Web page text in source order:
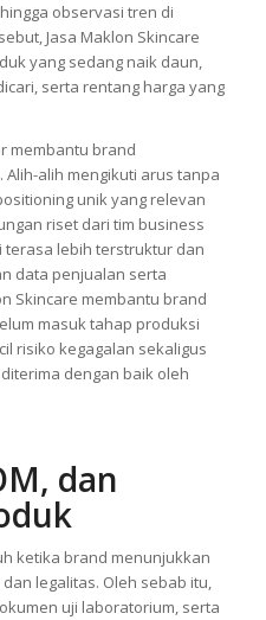
observasi tren di
Jasa Maklon Skincare
yang sedang naik daun,
serta rentang harga yang
membantu brand
alih mengikuti arus tanpa
unik yang relevan
riset dari tim business
lebih terstruktur dan
data penjualan serta
Skincare membantu brand
masuk tahap produksi
risiko kegagalan sekaligus
dengan baik oleh
dan
ketika brand menunjukkan
legalitas. Oleh sebab itu,
uji laboratorium, serta